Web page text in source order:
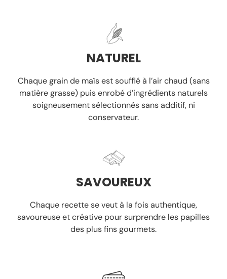
NATUREL
Chaque grain de maïs est soufflé à l’air chaud (sans
matière grasse) puis enrobé d’ingrédients naturels
soigneusement sélectionnéssans additif, ni
conservateur.
SAVOUREUX
Chaque recette se veut à la fois authentique,
savoureuse et créative pour surprendre les papilles
des plus fins gourmets.